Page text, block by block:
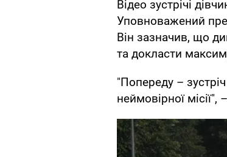
Відео зустрічі
Уповноважений
Він зазначив, що
та докласти
"Попереду –
неймовірної